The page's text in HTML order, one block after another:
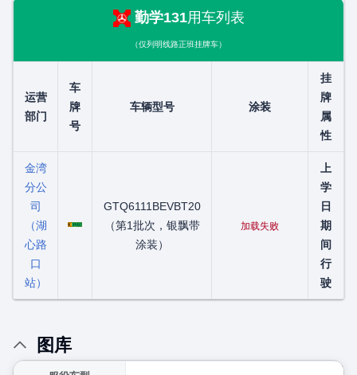
勤学131用车列表
（仅列明线路正班挂牌车）
运营
部门
车
牌
号
车辆型号 涂装
挂
牌
属
性
金湾
分公
司
（湖
心路
口
站）
粤C09888D
GTQ6111BEVBT20
（第1批次，银飘带
涂装）
加载失败
上
学
日
期
间
行
驶
图库
展开